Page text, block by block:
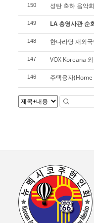
150 성탄 축하 음악회
149 LA 총영사관 순
148 한나라당 재외
147 VOX Koreana
146 주택융자